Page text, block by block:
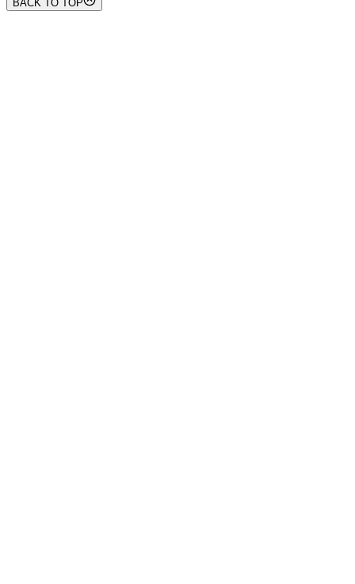
BACK TO TOP